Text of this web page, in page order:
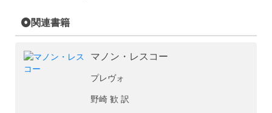
関連書籍
マノン・レスコー
プレヴォ
野崎 歓 訳